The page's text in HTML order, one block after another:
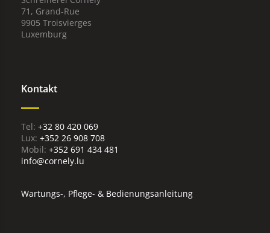
71, Grand-Rue
9905 Troisvierges
Luxemburg
Kontakt
+32 80 420 069
Lux: +352 26 908 708
Mobil: +352 691 434 481
info@cornely.lu
Wartungs-, Pflege- & Bedienungsanleitung